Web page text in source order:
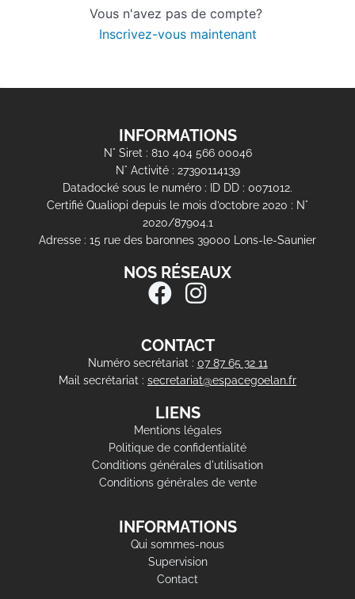
Vous n'avez pas de compte?
Inscrivez-vous maintenant
INFORMATIONS
N° Siret : 810 404 566 00046
N° Activité : 27390114139
Datadocké sous le numéro : ID DD : 0071012.
Certifié Qualiopi depuis le mois d’octobre 2020 : N°
2020/87904.1
Adresse : 15 rue des baronnes 39000 Lons-le-Saunier
NOS RÉSEAUX
CONTACT
Numéro secrétariat : 07 87 65 32 11
Mail secrétariat : secretariat@espacegoelan.fr
LIENS
Mentions légales
Politique de confidentialité
Conditions générales d'utilisation
Conditions générales de vente
INFORMATIONS
Qui sommes-nous
Supervision
Contact